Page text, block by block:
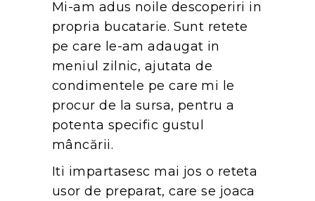
Mi-am adus noile descoperiri in
propria bucatarie. Sunt retete
pe care le-am adaugat in
meniul zilnic, ajutata de
condimentele pe care mi le
procur de la sursa, pentru a
potenta specific gustul
mâncării.
Iti impartasesc mai jos o reteta
usor de preparat, care se joaca